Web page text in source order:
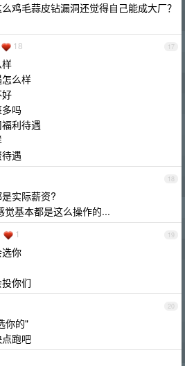
鸡毛蒜皮钻漏洞还觉得自己能成大厂？
17
18
么样
吗
利待遇
遇
18
实际薪资?
觉基本都是这么操作的...
19
1
你
你们
20
你的"
跑吧